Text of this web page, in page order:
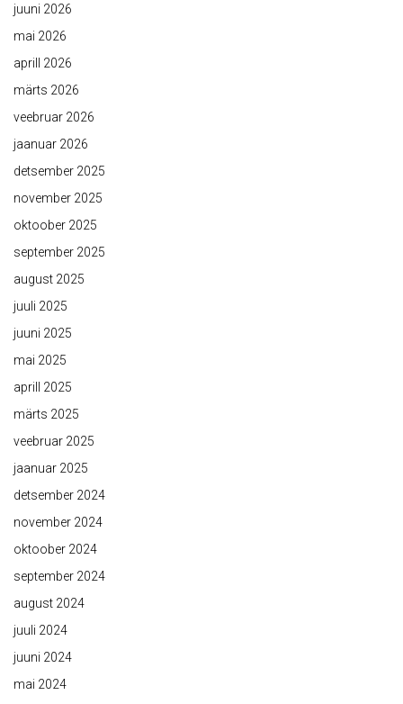
juuni 2026
mai 2026
aprill 2026
märts 2026
veebruar 2026
jaanuar 2026
detsember 2025
november 2025
oktoober 2025
september 2025
august 2025
juuli 2025
juuni 2025
mai 2025
aprill 2025
märts 2025
veebruar 2025
jaanuar 2025
detsember 2024
november 2024
oktoober 2024
september 2024
august 2024
juuli 2024
juuni 2024
mai 2024